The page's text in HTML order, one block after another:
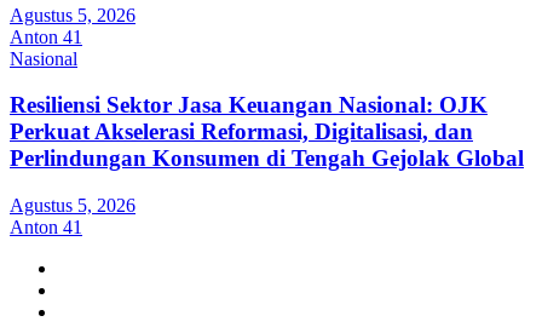
Agustus 5, 2026
Anton 41
Nasional
Resiliensi Sektor Jasa Keuangan Nasional: OJK
Perkuat Akselerasi Reformasi, Digitalisasi, dan
Perlindungan Konsumen di Tengah Gejolak Global
Agustus 5, 2026
Anton 41